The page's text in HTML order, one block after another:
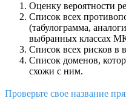
Оценку вероятности
Список всех
(табулограмма,
выбранных классах
Список всех рисков в
Список доменов,
схожи с ним.
Проверьте свое название